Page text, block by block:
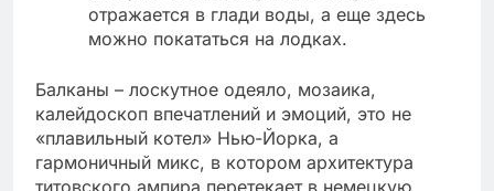
отражается в глади воды, а еще здесь
можно покататься на лодках.
Балканы – лоскутное одеяло, мозаика,
калейдоскоп впечатлений и эмоций, это не
«плавильный котел» Нью-Йорка, а
гармоничный микс, в котором архитектура